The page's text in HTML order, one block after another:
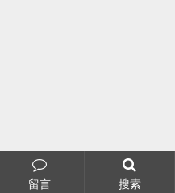
留言 搜索